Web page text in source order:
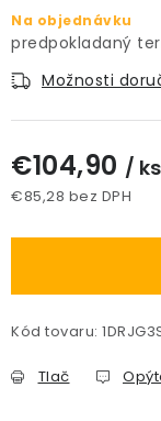
Podmienky
Spôsoby platby
Kontakt / Právne
Na objednávku
Možnosti
€104,90 / ks
€85,28 bez DPH
Kód tovaru:
Tlač